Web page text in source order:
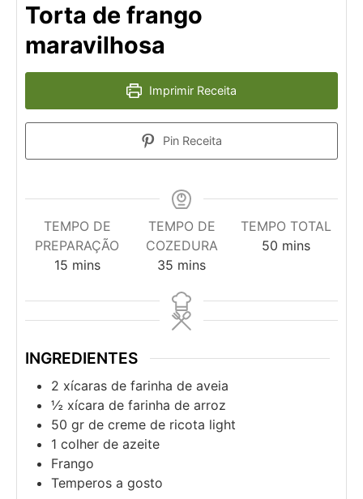
Torta de frango
maravilhosa
Imprimir Receita
Pin Receita
TEMPO DE
PREPARAÇÃO
15 mins
TEMPO DE
COZEDURA
35 mins
TEMPO TOTAL
50 mins
INGREDIENTES
2 xícaras de farinha de aveia
½ xícara de farinha de arroz
50 gr de creme de ricota light
1 colher de azeite
Frango
Temperos a gosto